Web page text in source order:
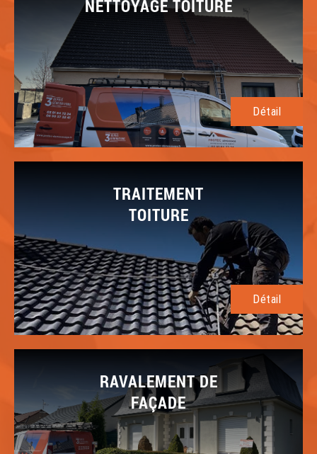
NETTOYAGE TOITURE
Détail
TRAITEMENT
TOITURE
Détail
RAVALEMENT DE
FAÇADE